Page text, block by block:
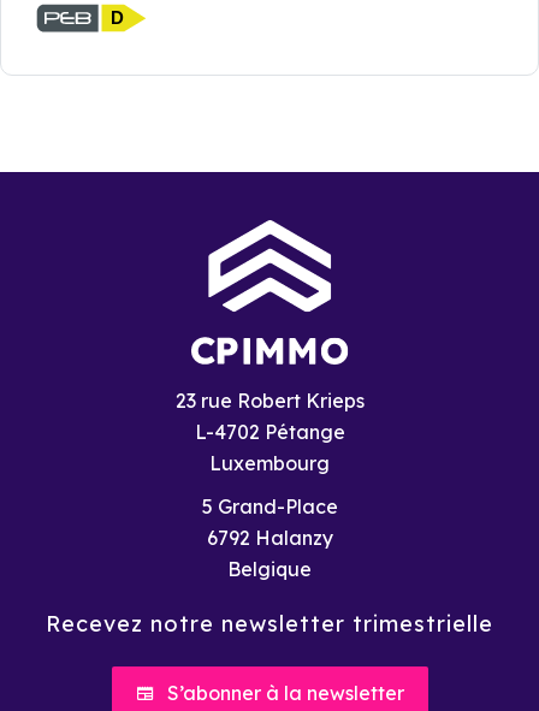
D
23 rue Robert Krieps
L-4702 Pétange
Luxembourg
5 Grand-Place
6792 Halanzy
Belgique
Recevez notre newsletter trimestrielle
S’abonner à la newsletter